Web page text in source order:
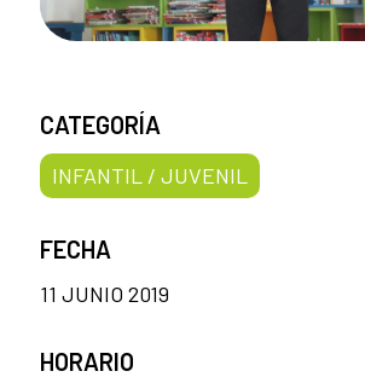
CATEGORÍA
INFANTIL / JUVENIL
FECHA
11 JUNIO 2019
HORARIO